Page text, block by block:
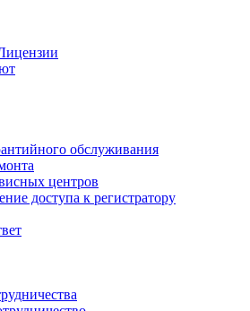
обслуживания
центров
доступа к регистратору